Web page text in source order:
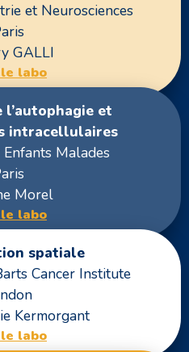
et Neurosciences
GALLI
labo
l’autophagie et
intracellulaires
Malades
Morel
labo
spatiale
Cancer Institute
Kermorgant
labo